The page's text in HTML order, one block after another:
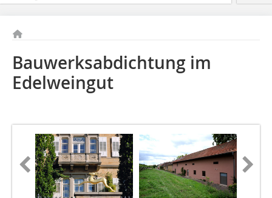
Bauwerksabdichtung im
Edelweingut